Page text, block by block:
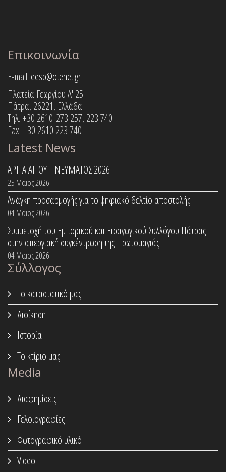
Επικοινωνία
E-mail: eesp@otenet.gr
Πλατεία Γεωργίου Α' 25
Πάτρα, 26221, Ελλάδα
Τηλ. +30 2610-273 257, 223 740
Fax: +30 2610 223 740
Latest News
ΑΡΓΙΑ ΑΓΙΟΥ ΠΝΕΥΜΑΤΟΣ 2026
25 Μαϊος 2026
Ανάγκη προσαρμογής για το ψηφιακό δελτίο αποστολής
04 Μαϊος 2026
Συμμετοχή του Εμπορικού και Εισαγωγικού Συλλόγου Πάτρας
στην απεργιακή συγκέντρωση της Πρωτομαγιάς
04 Μαϊος 2026
Σύλλογος
Το καταστατικό μας
Διοίκηση
Ιστορία
Το κτίριο μας
Media
Διαφημίσεις
Γελοιογραφίες
Φωτογραφικό υλικό
Video